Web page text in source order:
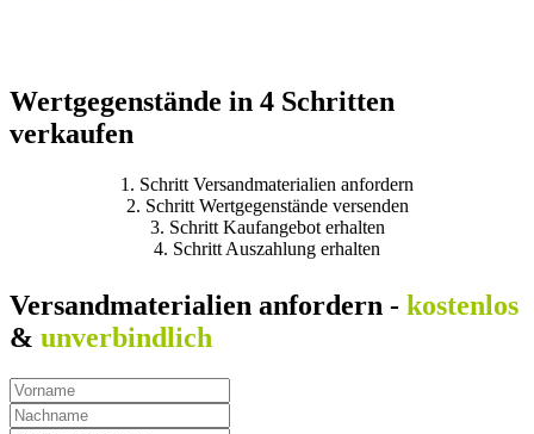
Wertgegenstände in 4 Schritten
verkaufen
1. Schritt Versandmaterialien anfordern
2. Schritt Wertgegenstände versenden
3. Schritt Kaufangebot erhalten
4. Schritt Auszahlung erhalten
Versandmaterialien anfordern - kostenlos
& unverbindlich